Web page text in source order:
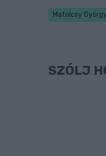
Matolcsy György
SZÓLJ